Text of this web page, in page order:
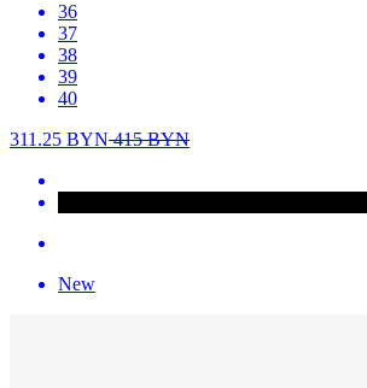
36
37
38
39
40
311.25 BYN415BYN
New